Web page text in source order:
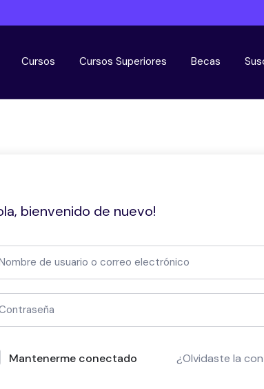
Cursos Cursos Superiores Becas
bienvenido de nuevo!
Mantenerme conectado ¿Olvidaste la